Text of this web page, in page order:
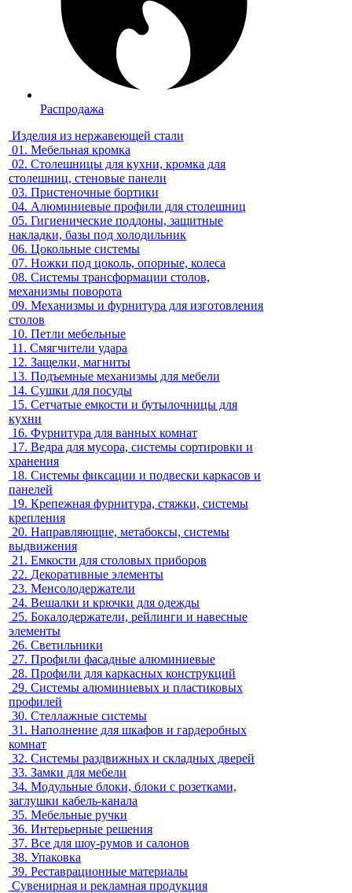
Распродажа
Изделия из нержавеющей стали
01. Мебельная кромка
02. Столешницы для кухни, кромка для
столешниц, стеновые панели
03. Пристеночные бортики
04. Алюминиевые профили для столешниц
05. Гигиенические поддоны, защитные
накладки, базы под холодильник
06. Цокольные системы
07. Ножки под цоколь, опорные, колеса
08. Системы трансформации столов,
механизмы поворота
09. Механизмы и фурнитура для изготовления
столов
10. Петли мебельные
11. Смягчители удара
12. Защелки, магниты
13. Подъемные механизмы для мебели
14. Сушки для посуды
15. Сетчатые емкости и бутылочницы для
кухни
16. Фурнитура для ванных комнат
17. Ведра для мусора, системы сортировки и
хранения
18. Системы фиксации и подвески каркасов и
панелей
19. Крепежная фурнитура, стяжки, системы
крепления
20. Направляющие, метабоксы, системы
выдвижения
21. Емкости для столовых приборов
22. Декоративные элементы
23. Менсолодержатели
24. Вешалки и крючки для одежды
25. Бокалодержатели, рейлинги и навесные
элементы
26. Светильники
27. Профили фасадные алюминиевые
28. Профили для каркасных конструкций
29. Системы алюминиевых и пластиковых
профилей
30. Стеллажные системы
31. Наполнение для шкафов и гардеробных
комнат
32. Системы раздвижных и складных дверей
33. Замки для мебели
34. Модульные блоки, блоки с розетками,
заглушки кабель-канала
35. Мебельные ручки
36. Интерьерные решения
37. Все для шоу-румов и салонов
38. Упаковка
39. Реставрационные материалы
Сувенирная и рекламная продукция